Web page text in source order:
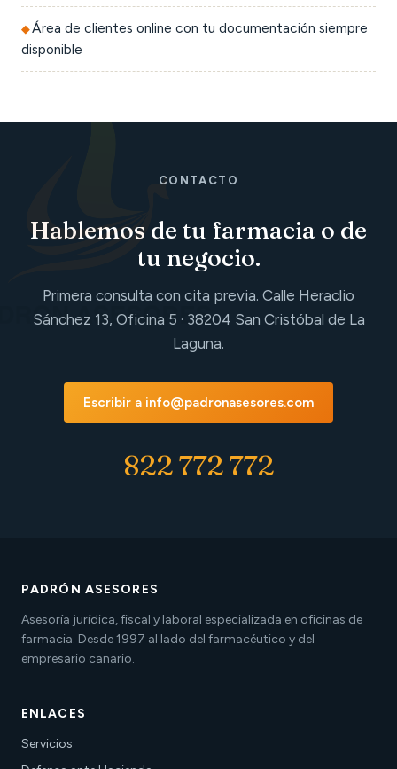
Área de clientes online con tu documentación siempre
disponible
CONTACTO
Hablemos de tu farmacia o de
tu negocio.
Primera consulta con cita previa. Calle Heraclio
Sánchez 13, Oficina 5 · 38204 San Cristóbal de La
Laguna.
Escribir a info@padronasesores.com
822 772 772
PADRÓN ASESORES
Asesoría jurídica, fiscal y laboral especializada en oficinas de
farmacia. Desde 1997 al lado del farmacéutico y del
empresario canario.
ENLACES
Servicios